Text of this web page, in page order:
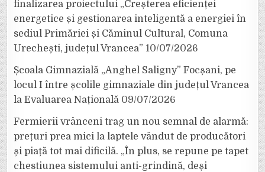
finalizarea proiectului „Creșterea eficienței
energetice și gestionarea inteligentă a energiei în
sediul Primăriei și Căminul Cultural, Comuna
Urechești, județul Vrancea” 10/07/2026
Școala Gimnazială „Anghel Saligny” Focșani, pe
locul I între școlile gimnaziale din județul Vrancea
la Evaluarea Națională 09/07/2026
Fermierii vrânceni trag un nou semnal de alarmă:
prețuri prea mici la laptele vândut de producători
și piață tot mai dificilă. „În plus, se repune pe tapet
chestiunea sistemului anti-grindină, deși